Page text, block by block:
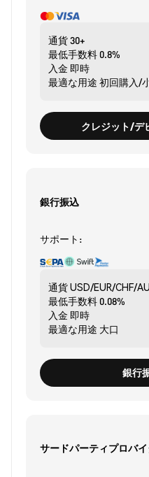
通貨30+
最低手数料0.8%
入金 即時
最適な用途 初回購入/
クレジット/デ
銀行振込
サポート:
通貨USD/EUR/CHF/
最低手数料0.08%
入金 即時
最適な用途 大口
銀行
サードパーティプロバ